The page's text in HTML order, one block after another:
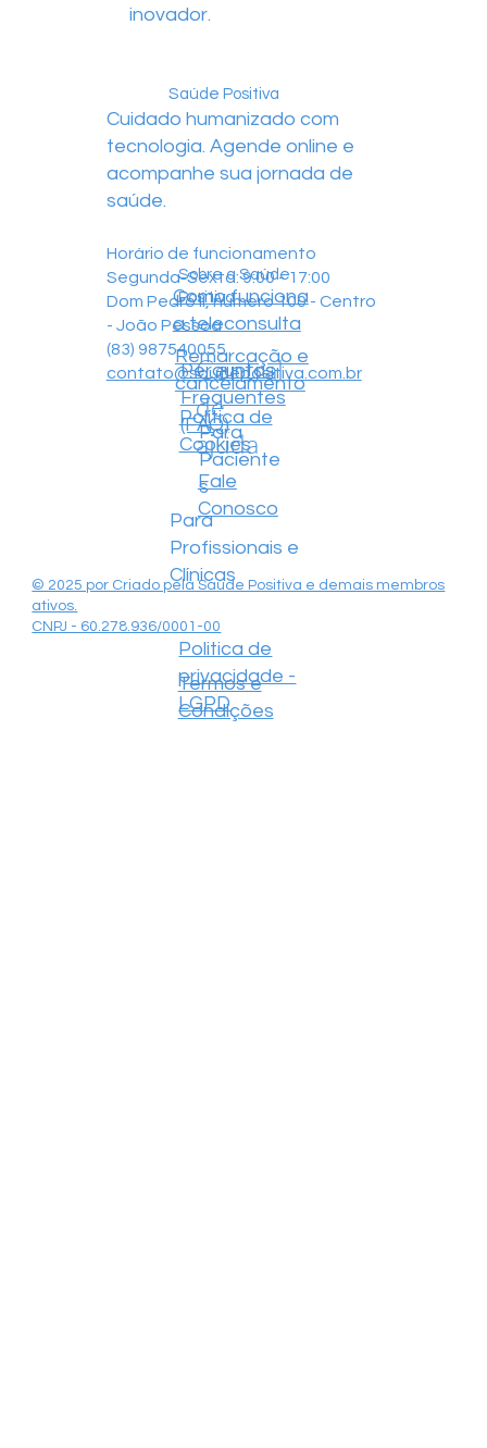
inovador.
Cuidado humanizado com
tecnologia. Agende online e
acompanhe sua jornada de
saúde.
Horário de funcionamento
Segunda-Sexta: 9:00 - 17:00
Dom Pedro II, número 100 - Centro
- João Pessoa
(83) 987540055
contato@saudepositiva.com.br
© 2025 por Criado pela Saúde Positiva e demais membros
ativos.
CNPJ - 60.278.936/0001-00
Sobre a Saúde
Positiva
Central
de
ajuda
Para
Paciente
s
Para
Profissionais e
Clínicas
Perguntas
Frequentes
(FAQ)
Como funciona
a teleconsulta
Remarcação e
cancelamento
Política de
Cookies
Termos e
Condições
Politica de
privacidade -
LGPD
Fale
Conosco
Saúde Positiva